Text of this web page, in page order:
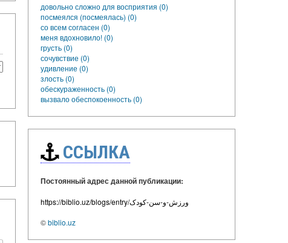
довольно сложно для восприятия (0)
посмеялся (посмеялась) (0)
со всем согласен (0)
меня вдохновило! (0)
грусть (0)
сочувствие (0)
удивление (0)
злость (0)
обескураженность (0)
вызвало обеспокоенность (0)
ССЫЛКА
Постоянный адрес данной публикации:
https://biblio.uz/blogs/entry/ورزش-و-سن-کودک
©biblio.uz